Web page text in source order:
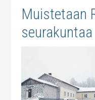
Muistetaan
seurakuntaa